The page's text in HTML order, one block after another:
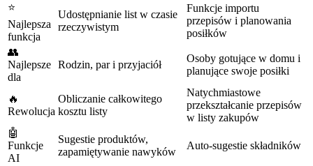
⭐
Najlepsza
funkcja
Udostępnianie list w czasie
rzeczywistym
Funkcje importu
przepisów i planowania
posiłków
👥
Najlepsze
dla
Rodzin, par i przyjaciół
Osoby gotujące w domu i
planujące swoje posiłki
🔥
Rewolucja
Obliczanie całkowitego
kosztu listy
Natychmiastowe
przekształcanie przepisów
w listy zakupów
🤖
Funkcje
AI
Sugestie produktów,
zapamiętywanie nawyków
Auto-sugestie składników